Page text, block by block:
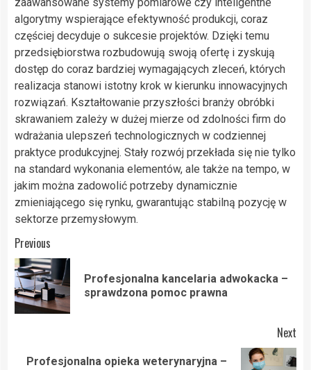
algorytmy wspierające efektywność produkcji, coraz
częściej decyduje o sukcesie projektów. Dzięki temu
przedsiębiorstwa rozbudowują swoją ofertę i zyskują
dostęp do coraz bardziej wymagających zleceń, których
realizacja stanowi istotny krok w kierunku innowacyjnych
rozwiązań. Kształtowanie przyszłości branży obróbki
skrawaniem zależy w dużej mierze od zdolności firm do
wdrażania ulepszeń technologicznych w codziennej
praktyce produkcyjnej. Stały rozwój przekłada się nie tylko
na standard wykonania elementów, ale także na tempo, w
jakim można zadowolić potrzeby dynamicznie
zmieniającego się rynku, gwarantując stabilną pozycję w
sektorze przemysłowym.
Post
navigation
Previous
Profesjonalna kancelaria adwokacka –
sprawdzona pomoc prawna
Next
Profesjonalna opieka weterynaryjna –